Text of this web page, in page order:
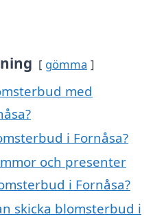
gömma
med
i Fornåsa?
och presenter
i Fornåsa?
skicka blomsterbud i